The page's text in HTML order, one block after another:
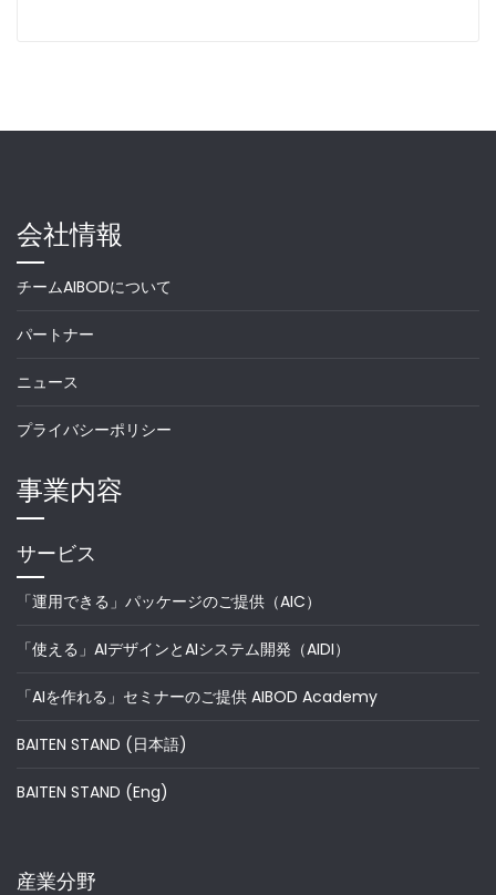
会社情報
チームAIBODについて
パートナー
ニュース
プライバシーポリシー
事業内容
サービス
「運用できる」パッケージのご提供（AIC）
「使える」AIデザインとAIシステム開発（AIDI）
「AIを作れる」セミナーのご提供 AIBOD Academy
BAITEN STAND (日本語)
BAITEN STAND (Eng)
産業分野